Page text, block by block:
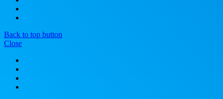
Back to top button
Close